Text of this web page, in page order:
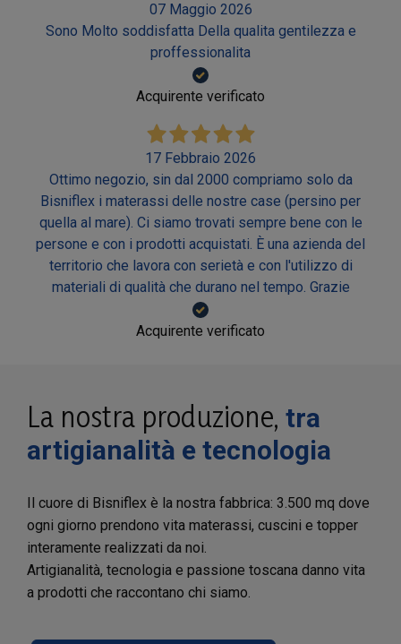
07 Maggio 2026
Sono Molto soddisfatta Della qualita gentilezza e
proffessionalita
Acquirente verificato
17 Febbraio 2026
Ottimo negozio, sin dal 2000 compriamo solo da
Bisniflex i materassi delle nostre case (persino per
quella al mare). Ci siamo trovati sempre bene con le
persone e con i prodotti acquistati. È una azienda del
territorio che lavora con serietà e con l'utilizzo di
materiali di qualità che durano nel tempo. Grazie
Acquirente verificato
La nostra produzione, tra
artigianalità e tecnologia
Il cuore di Bisniflex è la nostra fabbrica: 3.500 mq dove
ogni giorno prendono vita materassi, cuscini e topper
interamente realizzati da noi.
Artigianalità, tecnologia e passione toscana danno vita
a prodotti che raccontano chi siamo.